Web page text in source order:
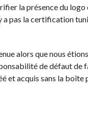
la présence du
a pas la certification
alors que nous
de défaut
et acquis sans la